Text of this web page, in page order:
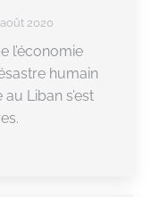
août 2020
l’économie
humain
Liban s’est